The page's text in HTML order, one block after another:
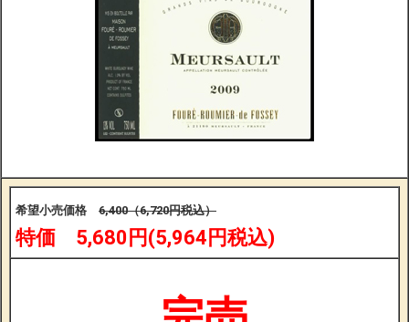
希望小売価格 6,400（6,720円税込）
特価 5,680円(5,964円税込)